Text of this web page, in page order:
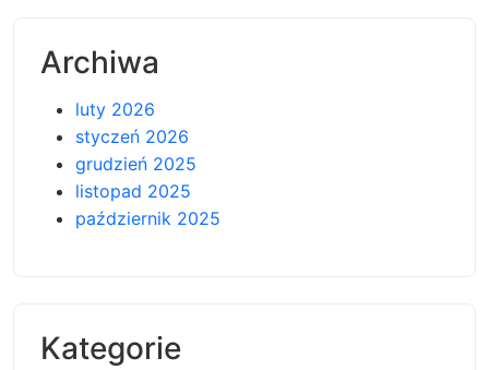
Archiwa
luty 2026
styczeń 2026
grudzień 2025
listopad 2025
październik 2025
Kategorie